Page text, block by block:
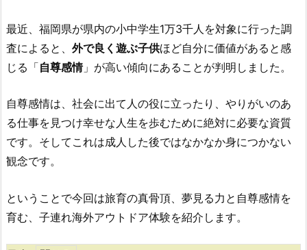
最近、福岡県が県内の小中学生1万3千人を対象に行った調
査によると、 外で良く遊ぶ子供ほど自分に価値があると感
じる「自尊感情」が高い傾向にあることが判明しました。
自尊感情は、社会に出て人の役に立ったり、やりがいのあ
る仕事を見つけ幸せな人生を歩むために絶対に必要な資質
です。そしてこれは成人した後ではなかなか身につかない
観念です。
ということで今回は旅育の真骨頂、夢見る力と自尊感情を
育む、子連れ海外アウトドア体験を紹介します。